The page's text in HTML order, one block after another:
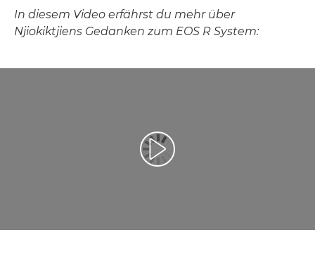
In diesem Video erfährst du mehr über
Njiokiktjiens Gedanken zum EOS R System:
Video abspielen